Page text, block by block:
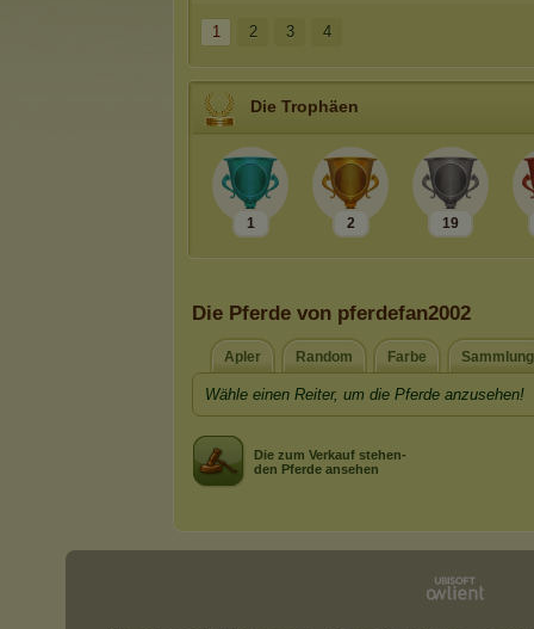
1 2 3 4
Die Trophäen
1 2 19
Die Pferde von pferdefan2002
Apler Random Farbe Sammlung
Wähle einen Reiter, um die Pferde anzusehen!
Die zum Verkauf stehen-
den Pferde ansehen